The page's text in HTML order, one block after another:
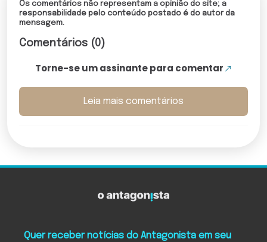
Os comentários não representam a opinião do site; a
responsabilidade pelo conteúdo postado é do autor da
mensagem.
Comentários (0)
Torne-se um assinante para comentar
Leia mais comentários
Quer receber notícias do Antagonista em seu